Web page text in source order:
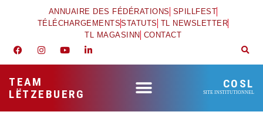
ANNUAIRE DES FÉDÉRATIONS SPILLFEST
TÉLÉCHARGEMENTSSTATUTS TL NEWSLETTER
TL MAGASINN CONTACT
TEAM
LËTZEBUERG
COSL
SITE INSTITUTIONNEL